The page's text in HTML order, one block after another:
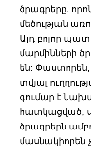
ծրագրերը,
մեծության
Այդ բոլոր
մարմինների
են: Փաստորեն,
տվյալ
գումար է
հատկացված,
ծրագրերն
մասնակիորեն